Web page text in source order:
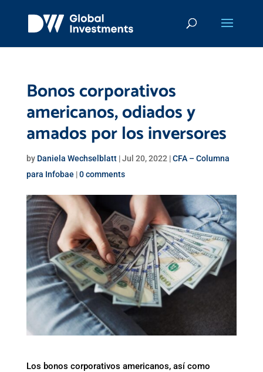
Bonos corporativos
americanos, odiados y
amados por los inversores
by Daniela Wechselblatt|Jul 20, 2022 |CFA – Columna
para Infobae |0 comments
Los bonos corporativos americanos, así como